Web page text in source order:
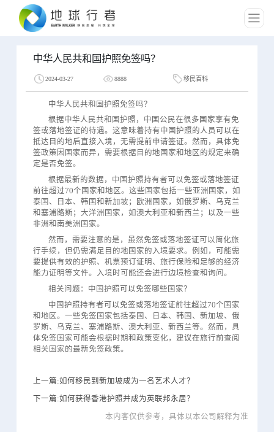
中华人民共和国护照免签吗？
2024-03-27 8888 移民百科
中华人民共和国护照免签吗？
根据中华人民共和国护照，中国公民在很多国家享有免
签或落地签证的待遇。这意味着持有中国护照的人员可以在
抵达目的地后直接入境，无需提前申请签证。然而，具体免
签政策因国家而异，需要根据目的地国家和地区的规定来确
定是否免签。
根据最新的数据，中国护照持有者可以免签或落地签证
前往超过70个国家和地区。这些国家包括一些亚洲国家，如
泰国、日本、韩国和新加坡；欧洲国家，如俄罗斯、乌克兰
和塞浦路斯；大洋洲国家，如澳大利亚和新西兰；以及一些
非洲和南美洲国家。
然而，需要注意的是，虽然免签或落地签证可以简化旅
行手续，但仍需满足目的地国家的入境要求。例如，可能需
要提供有效的护照、机票预订证明、旅行保险和足够的经济
能力证明等文件。入境时可能还会进行边境检查和询问。
相关问题：中国护照可以免签哪些国家？
中国护照持有者可以免签或落地签证前往超过70个国家
和地区。一些免签国家包括泰国、日本、韩国、新加坡、俄
罗斯、乌克兰、塞浦路斯、澳大利亚、新西兰等。然而，具
体免签国家可能会根据时期和政策变化，建议在旅行前查阅
相关国家的最新免签政策。
上一篇:如何移民到新加坡成为一名艺术人才？
下一篇:如何获得香港护照并成为英联邦永居？
本内客仅供参考，具体以本公司解释为准